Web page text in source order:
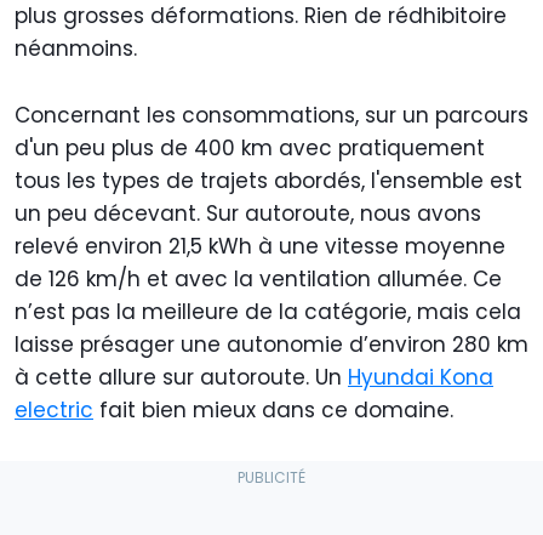
plus grosses déformations. Rien de rédhibitoire
néanmoins.
Concernant les consommations, sur un parcours
d'un peu plus de 400 km avec pratiquement
tous les types de trajets abordés, l'ensemble est
un peu décevant. Sur autoroute, nous avons
relevé environ 21,5 kWh à une vitesse moyenne
de 126 km/h et avec la ventilation allumée. Ce
n’est pas la meilleure de la catégorie, mais cela
laisse présager une autonomie d’environ 280 km
à cette allure sur autoroute. Un Hyundai Kona
electric fait bien mieux dans ce domaine.